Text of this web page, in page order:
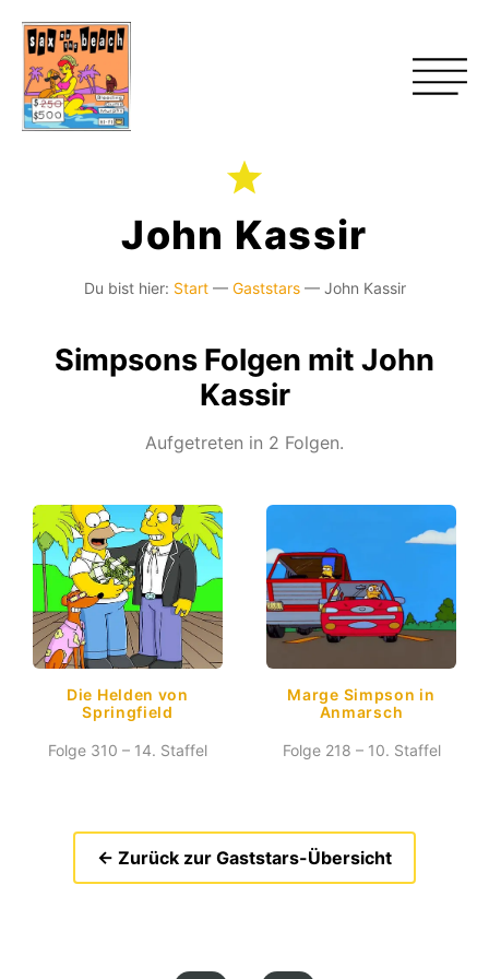
John Kassir
Du bist hier: Start— Gaststars— John Kassir
Simpsons Folgen mit John
Kassir
Aufgetreten in 2 Folgen.
Die Helden von
Springfield
Folge 310 – 14. Staffel
Marge Simpson in
Anmarsch
Folge 218 – 10. Staffel
← Zurück zur Gaststars-Übersicht